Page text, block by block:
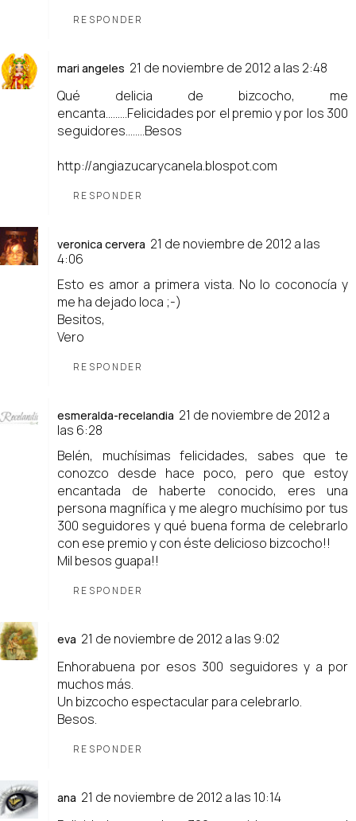
RESPONDER
mari angeles 21 de noviembre de 2012 a las 2:48
Qué delicia de bizcocho, me
encanta.........Felicidades por el premio y por los 300
seguidores........Besos
http://angiazucarycanela.blospot.com
RESPONDER
veronica cervera 21 de noviembre de 2012 a las
4:06
Esto es amor a primera vista. No lo coconocía y
me ha dejado loca ;-)
Besitos,
Vero
RESPONDER
esmeralda-recelandia 21 de noviembre de 2012 a
las 6:28
Belén, muchísimas felicidades, sabes que te
conozco desde hace poco, pero que estoy
encantada de haberte conocido, eres una
persona magnífica y me alegro muchísimo por tus
300 seguidores y qué buena forma de celebrarlo
con ese premio y con éste delicioso bizcocho!!
Mil besos guapa!!
RESPONDER
eva 21 de noviembre de 2012 a las 9:02
Enhorabuena por esos 300 seguidores y a por
muchos más.
Un bizcocho espectacular para celebrarlo.
Besos.
RESPONDER
ana 21 de noviembre de 2012 a las 10:14